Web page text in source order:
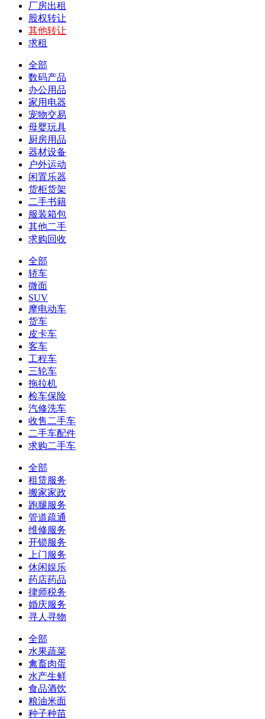
厂房出租
股权转让
其他转让
求租
全部
数码产品
办公用品
家用电器
宠物交易
母婴玩具
厨房用品
器材设备
户外运动
闲置乐器
货柜货架
二手书籍
服装箱包
其他二手
求购回收
全部
轿车
微面
SUV
摩电动车
货车
皮卡车
客车
工程车
三轮车
拖拉机
检车保险
汽修洗车
收售二手车
二手车配件
求购二手车
全部
租赁服务
搬家家政
跑腿服务
管道疏通
维修服务
开锁服务
上门服务
休闲娱乐
药店药品
律师税务
婚庆服务
寻人寻物
全部
水果蔬菜
禽畜肉蛋
水产生鲜
食品酒饮
粮油米面
种子种苗